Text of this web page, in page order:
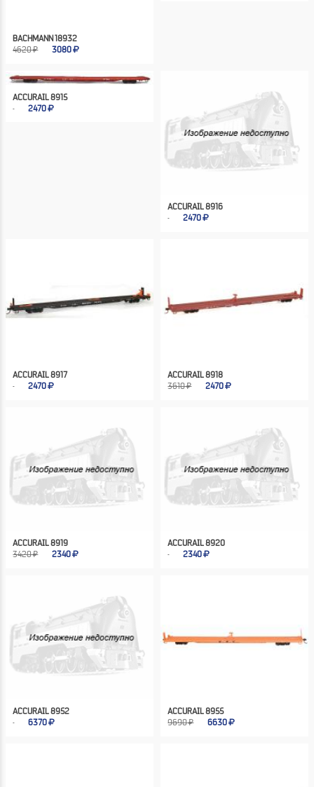
BACHMANN 18932
4620 ₽
3080
ACCURAIL 8915
2470
ACCURAIL 8916
2470
ACCURAIL 8917
2470
ACCURAIL 8918
3610 ₽
2470
ACCURAIL 8919
3420 ₽
2340
ACCURAIL 8920
2340
ACCURAIL 8952
6370
ACCURAIL 8955
9690 ₽
6630